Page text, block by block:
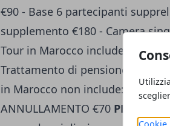
€90 - Base 6 partecipanti
supplemento €180 - Camera
Tour in Marocco include:
-
Trattamento di pensione
in Marocco non include: - TASSE
ANNULLAMENTO €70 PER